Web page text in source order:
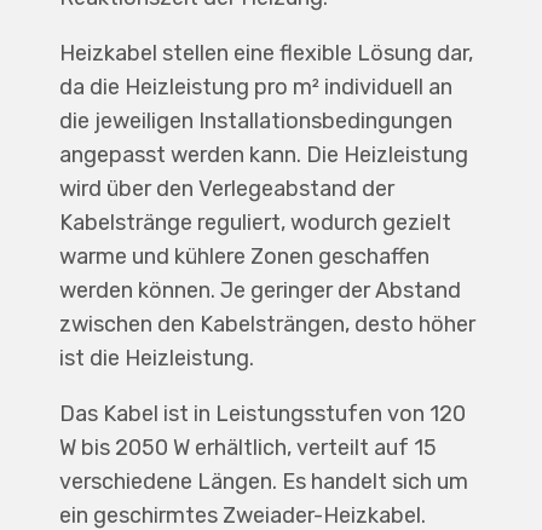
Heizkabel stellen eine flexible Lösung dar,
da die Heizleistung pro m² individuell an
die jeweiligen Installationsbedingungen
angepasst werden kann. Die Heizleistung
wird über den Verlegeabstand der
Kabelstränge reguliert, wodurch gezielt
warme und kühlere Zonen geschaffen
werden können. Je geringer der Abstand
zwischen den Kabelsträngen, desto höher
ist die Heizleistung.
Das Kabel ist in Leistungsstufen von 120
W bis 2050 W erhältlich, verteilt auf 15
verschiedene Längen. Es handelt sich um
ein geschirmtes Zweiader-Heizkabel.